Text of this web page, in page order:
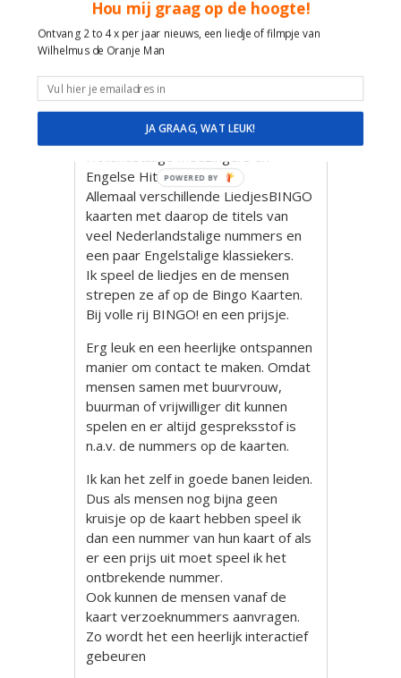
LiedjesBINGO Muziekbingo door
Gitarist Zanger Wilhelmus de Oranje
Man in Buurtwerkkamer TOP met
Engelse Hits.
Allemaal verschillende LiedjesBINGO
kaarten met daarop de titels van
veel Nederlandstalige nummers en
een paar Engelstalige klassiekers.
Ik speel de liedjes en de mensen
strepen ze af op de Bingo Kaarten.
Bij volle rij BINGO! en een prijsje.
Erg leuk en een heerlijke ontspannen
manier om contact te maken. Omdat
mensen samen met buurvrouw,
buurman of vrijwilliger dit kunnen
spelen en er altijd gespreksstof is
n.a.v. de nummers op de kaarten.
Ik kan het zelf in goede banen leiden.
Dus als mensen nog bijna geen
kruisje op de kaart hebben speel ik
dan een nummer van hun kaart of als
er een prijs uit moet speel ik het
ontbrekende nummer.
Ook kunnen de mensen vanaf de
kaart verzoeknummers aanvragen.
Zo wordt het een heerlijk interactief
gebeuren
Hou mij graag op de hoogte!
Ontvang 2 to 4 x per jaar nieuws, een liedje of filmpje van
Wilhelmus de Oranje Man
JA GRAAG, WAT LEUK!